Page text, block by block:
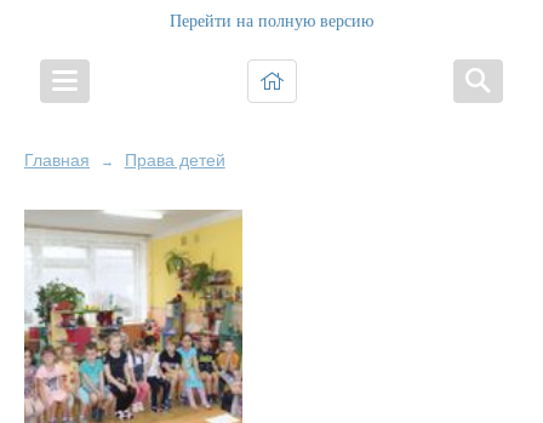
Перейти на полную версию
Главная → Права детей